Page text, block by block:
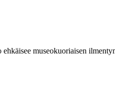
museokuoriaisen